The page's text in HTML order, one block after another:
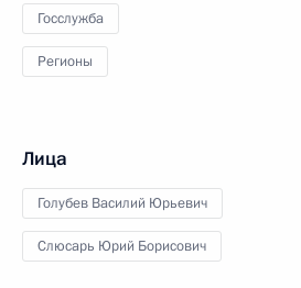
Госслужба
Регионы
Лица
Голубев Василий Юрьевич
Слюсарь Юрий Борисович